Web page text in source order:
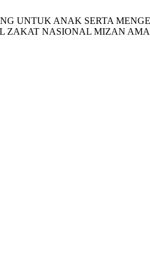
UNTUK ANAK SERTA
ZAKAT NASIONAL MIZAN